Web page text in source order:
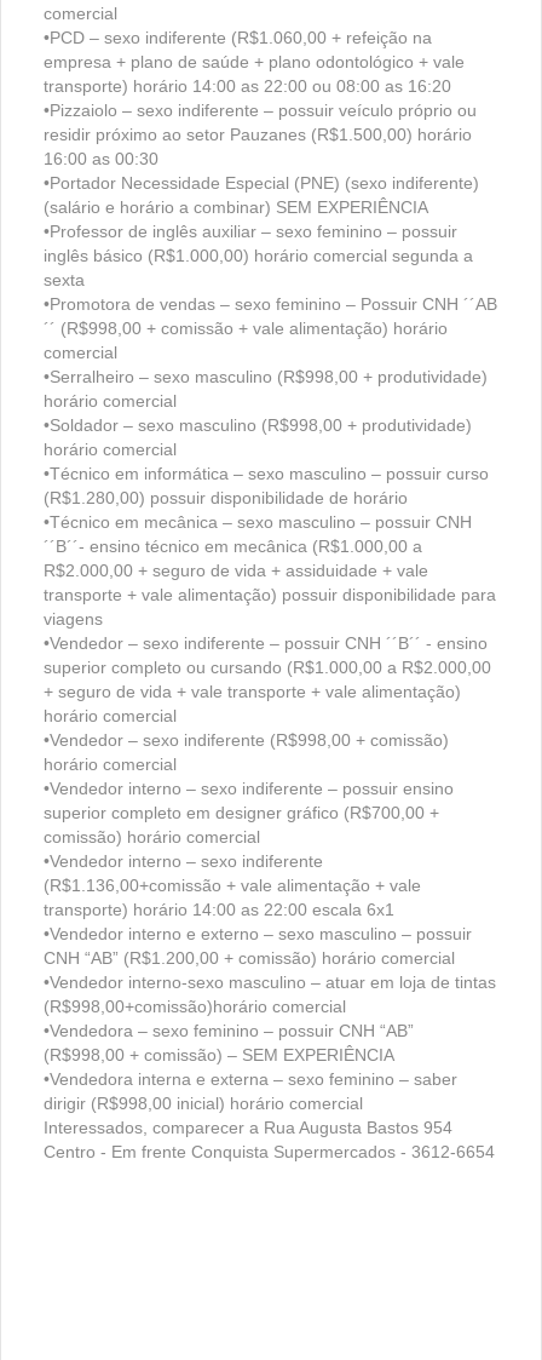
comercial
•PCD – sexo indiferente (R$1.060,00 + refeição na
empresa + plano de saúde + plano odontológico + vale
transporte) horário 14:00 as 22:00 ou 08:00 as 16:20
•Pizzaiolo – sexo indiferente – possuir veículo próprio ou
residir próximo ao setor Pauzanes (R$1.500,00) horário
16:00 as 00:30
•Portador Necessidade Especial (PNE) (sexo indiferente)
(salário e horário a combinar) SEM EXPERIÊNCIA
•Professor de inglês auxiliar – sexo feminino – possuir
inglês básico (R$1.000,00) horário comercial segunda a
sexta
•Promotora de vendas – sexo feminino – Possuir CNH ´´AB
´´ (R$998,00 + comissão + vale alimentação) horário
comercial
•Serralheiro – sexo masculino (R$998,00 + produtividade)
horário comercial
•Soldador – sexo masculino (R$998,00 + produtividade)
horário comercial
•Técnico em informática – sexo masculino – possuir curso
(R$1.280,00) possuir disponibilidade de horário
•Técnico em mecânica – sexo masculino – possuir CNH
´´B´´- ensino técnico em mecânica (R$1.000,00 a
R$2.000,00 + seguro de vida + assiduidade + vale
transporte + vale alimentação) possuir disponibilidade para
viagens
•Vendedor – sexo indiferente – possuir CNH ´´B´´ - ensino
superior completo ou cursando (R$1.000,00 a R$2.000,00
+ seguro de vida + vale transporte + vale alimentação)
horário comercial
•Vendedor – sexo indiferente (R$998,00 + comissão)
horário comercial
•Vendedor interno – sexo indiferente – possuir ensino
superior completo em designer gráfico (R$700,00 +
comissão) horário comercial
•Vendedor interno – sexo indiferente
(R$1.136,00+comissão + vale alimentação + vale
transporte) horário 14:00 as 22:00 escala 6x1
•Vendedor interno e externo – sexo masculino – possuir
CNH “AB” (R$1.200,00 + comissão) horário comercial
•Vendedor interno-sexo masculino – atuar em loja de tintas
(R$998,00+comissão)horário comercial
•Vendedora – sexo feminino – possuir CNH “AB”
(R$998,00 + comissão) – SEM EXPERIÊNCIA
•Vendedora interna e externa – sexo feminino – saber
dirigir (R$998,00 inicial) horário comercial
Interessados, comparecer a Rua Augusta Bastos 954
Centro - Em frente Conquista Supermercados - 3612-6654